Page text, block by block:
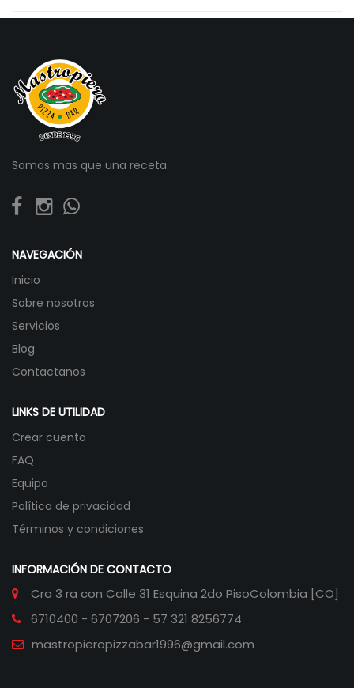
Somos mas que una receta.
NAVEGACIÓN
Inicio
Sobre nosotros
Servicios
Blog
Contactanos
LINKS DE UTILIDAD
Crear cuenta
FAQ
Equipo
Política de privacidad
Términos y condiciones
INFORMACIÓN DE CONTACTO
Cra 3 ra con Calle 31 Esquina 2do PisoColombia [CO]
6710400 - 6707206 - 57 321 8256774
mastropieropizzabar1996@gmail.com